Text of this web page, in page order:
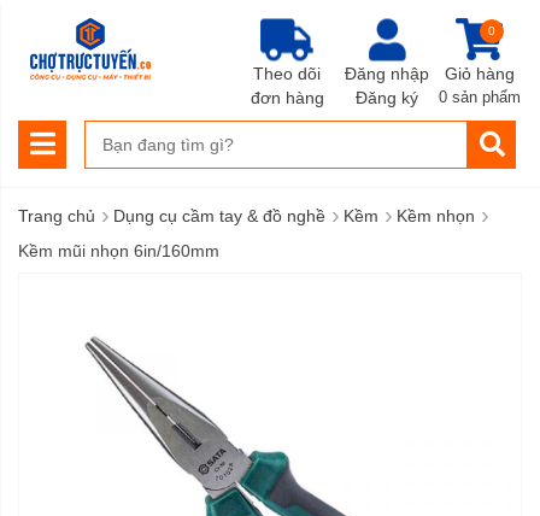
Đăng nhập
Đăng ký
Giỏ hàng
0
0 sản phẩm
Theo dõi
đơn hàng
Trang chủ › Dụng cụ cầm tay & đồ nghề › Kềm › Kềm nhọn ›
Kềm mũi nhọn 6in/160mm